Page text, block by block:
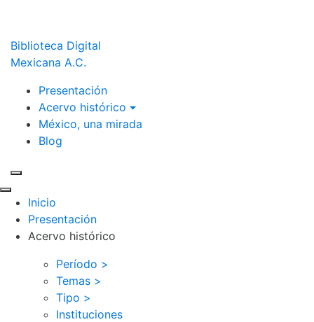
Biblioteca Digital
Mexicana A.C.
Presentación
Acervo histórico
México, una mirada
Blog
Inicio
Presentación
Acervo histórico
Período >
Temas >
Tipo >
Instituciones